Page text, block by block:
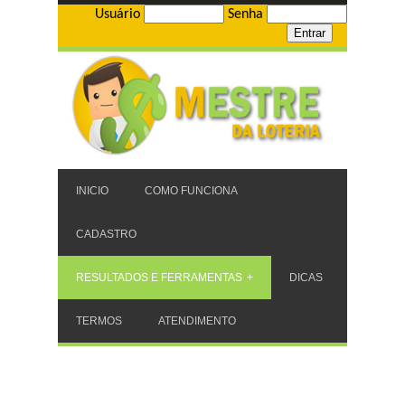
Usuário Senha
INICIO COMO FUNCIONA
CADASTRO
RESULTADOS E FERRAMENTAS DICAS
TERMOS ATENDIMENTO